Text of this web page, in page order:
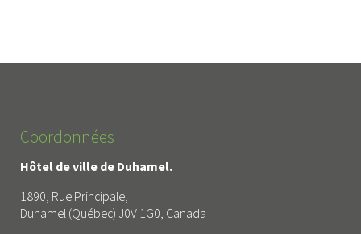
Coordonnées
Hôtel de ville de Duhamel.
1890, Rue Principale,
Duhamel (Québec) J0V 1G0, Canada